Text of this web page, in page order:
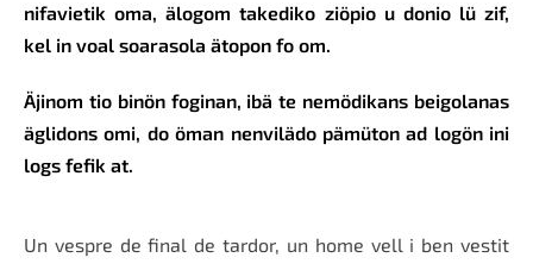
nifavietik oma, älogom takediko ziöpio u donio lü zif,
kel in voal soarasola ätopon fo om.
Äjinom tio binön foginan, ibä te nemödikans beigolanas
äglidons omi, do öman nenvilädo pämüton ad logön ini
logs fefik at.
Un vespre de final de tardor, un home vell i ben vestit